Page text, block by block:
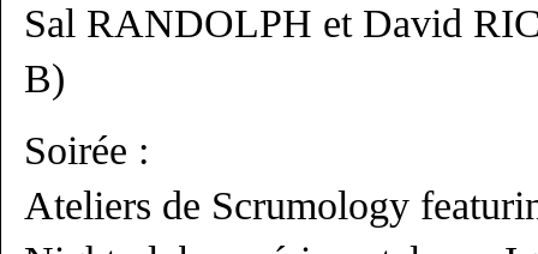
Sal RANDOLPH et David
B)
Soirée :
Ateliers de Scrumology